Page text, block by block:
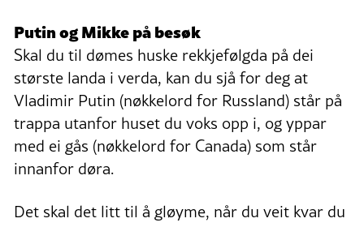
Putin og Mikke på besøk
Skal du til dømes huske rekkjefølgda på dei
største landa i verda, kan du sjå for deg at
Vladimir Putin (nøkkelord for Russland) står på
trappa utanfor huset du voks opp i, og yppar
med ei gås (nøkkelord for Canada) som står
innanfor døra.
Det skal det litt til å gløyme, når du veit kvar du